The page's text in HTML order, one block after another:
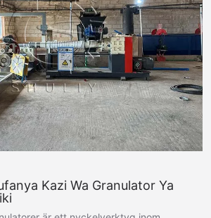
Kazi Wa Granulator Ya